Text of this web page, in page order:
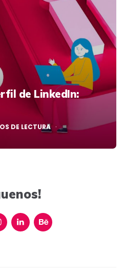
de LinkedIn:
DE LECTURA